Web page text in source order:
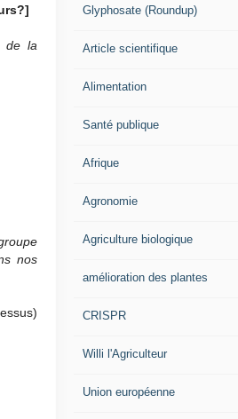
de la
nos
Glyphosate (Roundup)
Article scientifique
Alimentation
Santé publique
Afrique
Agronomie
Agriculture biologique
amélioration des plantes
CRISPR
Willi l'Agriculteur
Union européenne